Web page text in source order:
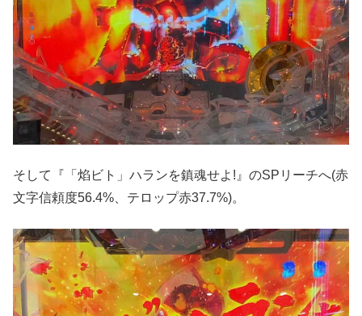
そして『「焰ビト」ハランを鎮魂せよ!』のSPリーチへ(赤
文字信頼度56.4%、テロップ赤37.7%)。